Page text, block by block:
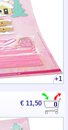
+1
€ 11,50